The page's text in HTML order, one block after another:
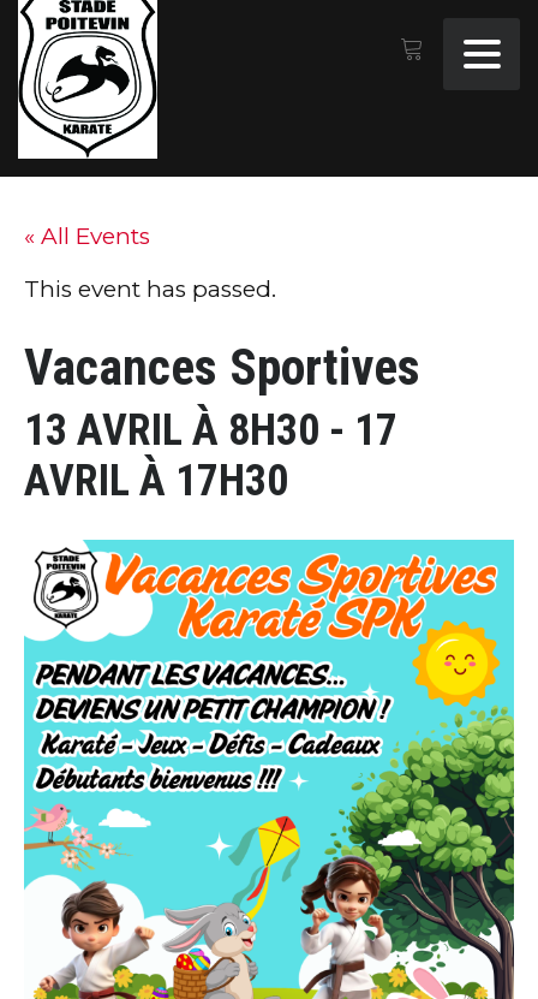
« All Events
This event has passed.
Vacances Sportives
13 AVRIL À 8H30 - 17
AVRIL À 17H30